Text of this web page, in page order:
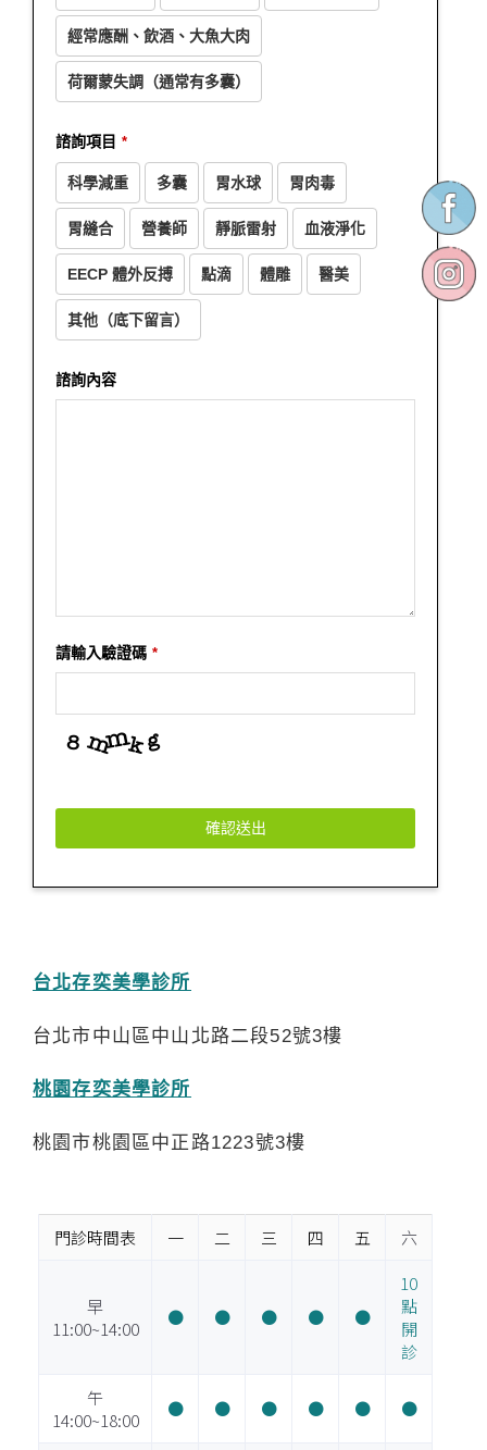
經常應酬、飲酒、大魚大肉
荷爾蒙失調（通常有多囊）
諮詢項目 *
科學減重 多囊 胃水球 胃肉毒
胃縫合 營養師 靜脈雷射 血液淨化
EECP 體外反搏 點滴 體雕 醫美
其他（底下留言）
Phone
Number *
諮詢內容
請輸入驗證碼 *
確認送出
台北存奕美學診所
台北市中山區中山北路二段52號3樓
桃園存奕美學診所
桃園市桃園區中正路1223號3樓
門診時間表 一 二 三 四 五 六
早
11:00~14:00
● ● ● ● ●
10
點
開
診
午
14:00~18:00
● ● ● ● ● ●